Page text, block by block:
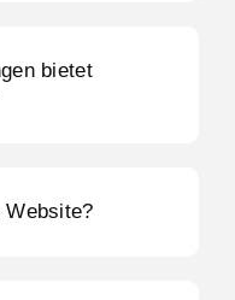
bietet